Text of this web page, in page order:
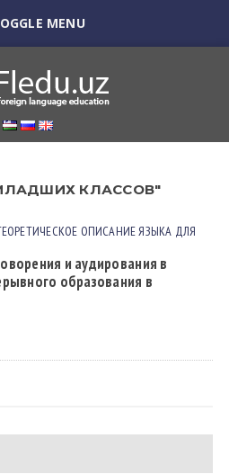
MENU
КЛАССОВ"
ОПИСАНИЕ ЯЗЫКА ДЛЯ
и аудирования в
образования в